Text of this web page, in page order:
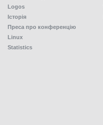
Logos
Історія
Преса про конференцію
Linux
Statistics